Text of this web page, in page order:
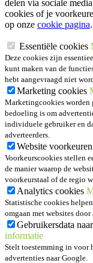
delen via sociale
cookies of je
op onze cookie pagina.
Essentiële cookies
Deze cookies zijn
kunt maken van de
hebt aangevraagd niet
Marketing cookies
Marketingcookies worden
bedoeling is om
individuele gebruiker en
adverteerders.
Website
Voorkeurscookies stellen
de manier waarop de
voorkeurstaal of de regio
Analytics cookies
Statistische cookies
omgaan met websites
Gebruikersdata
informatie
Stelt toestemming in voor
advertenties naar Google.